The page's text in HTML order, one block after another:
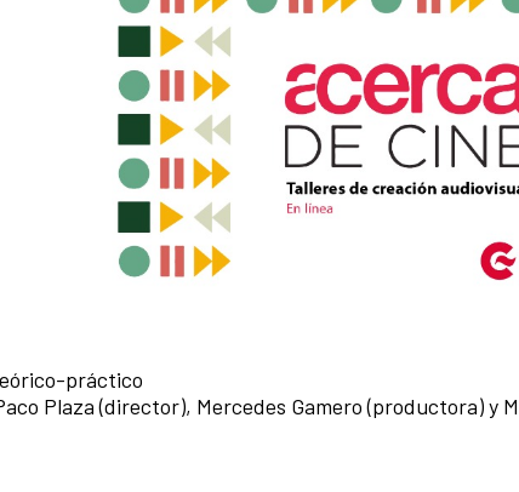
práctico
Plaza (director), Mercedes Gamero (productora) y